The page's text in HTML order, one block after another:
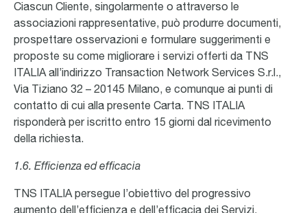
Ciascun Cliente, singolarmente o attraverso le
associazioni rappresentative, può produrre documenti,
prospettare osservazioni e formulare suggerimenti e
proposte su come migliorare i servizi offerti da TNS
ITALIA all’indirizzo Transaction Network Services S.r.l.,
Via Tiziano 32 – 20145 Milano, e comunque ai punti di
contatto di cui alla presente Carta. TNS ITALIA
risponderà per iscritto entro 15 giorni dal ricevimento
della richiesta.
1.6. Efficienza ed efficacia
TNS ITALIA persegue l’obiettivo del progressivo